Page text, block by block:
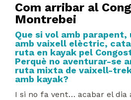
Com arribar al
Montrebei
Que si vol amb parapent,
amb vaixell elèctric,
ruta en kayakpel
Perquè no aventurar-se
ruta mixta de vaixell-
amb kayak?
I si no fa vent… acabar el dia